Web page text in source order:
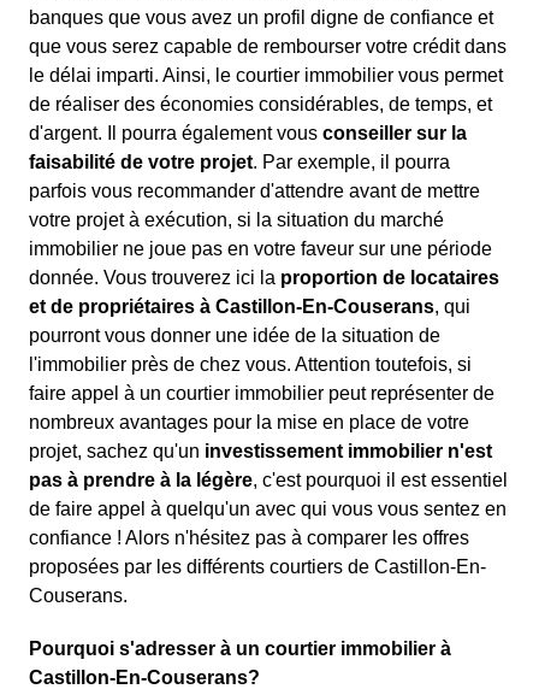
banques que vous avez un profil digne de confiance et
que vous serez capable de rembourser votre crédit dans
le délai imparti. Ainsi, le courtier immobilier vous permet
de réaliser des économies considérables, de temps, et
d'argent. Il pourra également vous conseiller sur la
faisabilité de votre projet. Par exemple, il pourra
parfois vous recommander d'attendre avant de mettre
votre projet à exécution, si la situation du marché
immobilier ne joue pas en votre faveur sur une période
donnée. Vous trouverez ici la proportion de locataires
et de propriétaires à Castillon-En-Couserans, qui
pourront vous donner une idée de la situation de
l'immobilier près de chez vous. Attention toutefois, si
faire appel à un courtier immobilier peut représenter de
nombreux avantages pour la mise en place de votre
projet, sachez qu'un investissement immobilier n'est
pas à prendre à la légère, c'est pourquoi il est essentiel
de faire appel à quelqu'un avec qui vous vous sentez en
confiance ! Alors n'hésitez pas à comparer les offres
proposées par les différents courtiers de Castillon-En-
Couserans.
Pourquoi s'adresser à un courtier immobilier à
Castillon-En-Couserans?